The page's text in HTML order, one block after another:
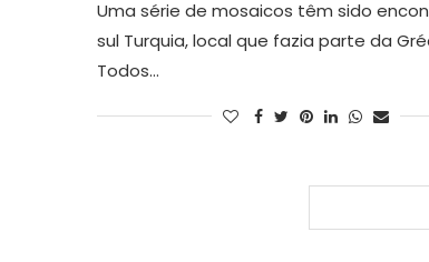
Uma série de mosaicos têm sido
sul Turquia, local que fazia parte da
Todos…